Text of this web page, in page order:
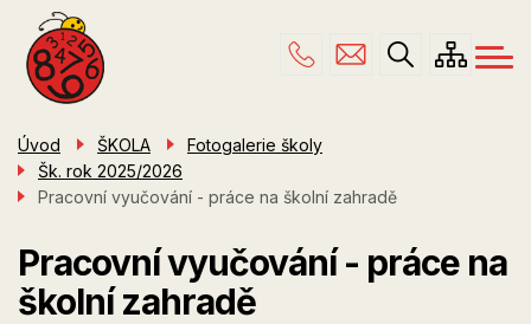
hlavnímu
obsahu
Menu
navigace
ŠKOLA
PRO RODIČE
ÚŘEDNÍ DESKA
Úvod ŠKOLA
Fotogalerie školy
Šk. rok 2025/2026
Pracovní vyučování - práce na školní zahradě
Pracovní vyučování - práce na
školní zahradě